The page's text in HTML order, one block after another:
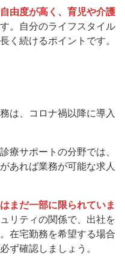
由度が高く、育児や介護
。自分のライフスタイル
く続けるポイントです。
は、コロナ禍以降に導入
療サポートの分野では、
あれば業務が可能な求人
まだ一部に限られていま
リティの関係で、出社を
在宅勤務を希望する場合
ず確認しましょう。